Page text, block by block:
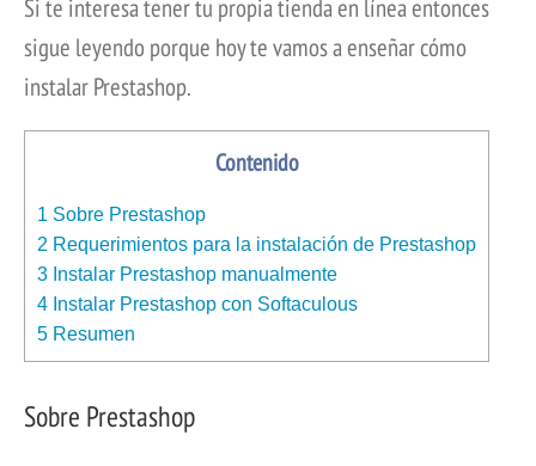
Si te interesa tener tu propia tienda en línea entonces
sigue leyendo porque hoy te vamos a enseñar cómo
instalar Prestashop.
Contenido
1 Sobre Prestashop
2 Requerimientos para la instalación de Prestashop
3 Instalar Prestashop manualmente
4 Instalar Prestashop con Softaculous
5 Resumen
Sobre Prestashop